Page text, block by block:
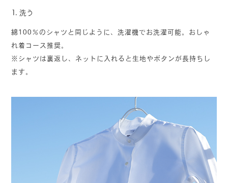
1.洗う
綿100％のシャツと同じように、洗濯機でお洗濯可能。おしゃ
れ着コース推奨。
※シャツは裏返し、ネットに入れると生地やボタンが長持ちし
ます。